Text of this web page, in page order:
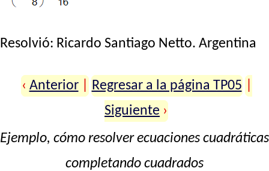
Resolvió: Ricardo Santiago Netto. Argentina
‹ Anterior Regresar a la página TP05
Siguiente ›
Ejemplo, cómo resolver ecuaciones cuadráticas
completando cuadrados